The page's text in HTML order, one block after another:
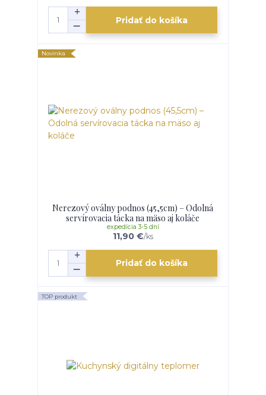
Pridať do košíka
Novinka
Nerezový oválny podnos (45,5cm) – Odolná
servírovacia tácka na mäso aj koláče
11,90 €/ks
expedícia 3-5 dní
Pridať do košíka
TOP produkt